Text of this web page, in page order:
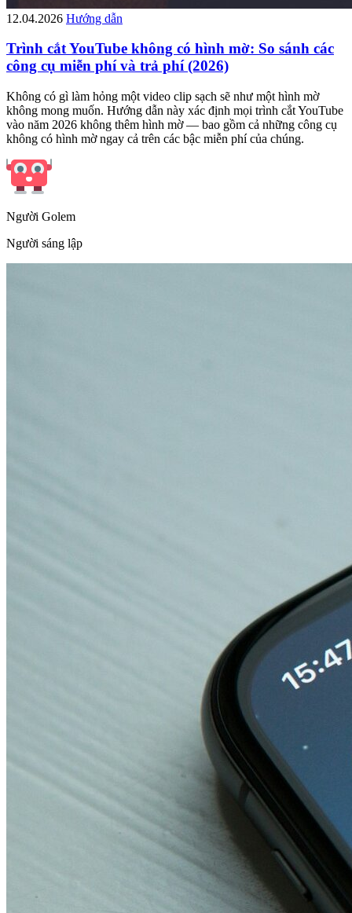
12.04.2026 Hướng dẫn
Trình cắt YouTube không có hình mờ: So sánh các
công cụ miễn phí và trả phí (2026)
Không có gì làm hỏng một video clip sạch sẽ như một hình mờ
không mong muốn. Hướng dẫn này xác định mọi trình cắt YouTube
vào năm 2026 không thêm hình mờ — bao gồm cả những công cụ
không có hình mờ ngay cả trên các bậc miễn phí của chúng.
Người Golem
Người sáng lập